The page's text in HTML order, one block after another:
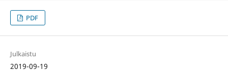
PDF
Julkaistu
2019-09-19